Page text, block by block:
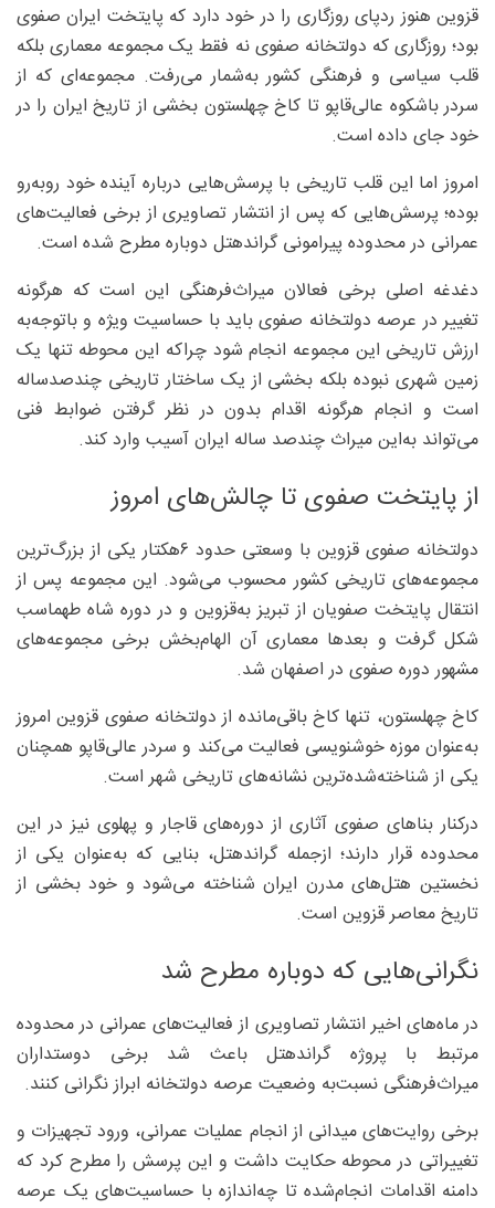
قزوین هنوز ردپای روزگاری را در خود دارد که پایتخت ایران صفوی
بود؛ روزگاری که دولتخانه صفوی نه فقط یک مجموعه معماری بلکه
قلب سیاسی و فرهنگی کشور به‌شمار می‌رفت. مجموعه‌ای که از
سردر باشکوه عالی‌قاپو تا کاخ چهلستون بخشی از تاریخ ایران را در
خود جای داده است.
امروز اما این قلب تاریخی با پرسش‌هایی درباره آینده خود روبه‌رو
بوده؛ پرسش‌هایی که پس از انتشار تصاویری از برخی فعالیت‌های
عمرانی در محدوده پیرامونی گراندهتل دوباره مطرح شده است.
دغدغه اصلی برخی فعالان میراث‌فرهنگی این است که هرگونه
تغییر در عرصه دولتخانه صفوی باید با حساسیت ویژه و باتوجه‌به
ارزش تاریخی این مجموعه انجام شود چراکه این محوطه تنها یک
زمین شهری نبوده بلکه بخشی از یک ساختار تاریخی چندصدساله
است و انجام هرگونه اقدام بدون در نظر گرفتن ضوابط فنی
می‌تواند به‌این میراث چندصد ساله ایران آسیب وارد کند.
از پایتخت صفوی تا چالش‌های امروز
دولتخانه صفوی قزوین با وسعتی حدود ۶هکتار یکی از بزرگ‌ترین
مجموعه‌های تاریخی کشور محسوب می‌شود. این مجموعه پس از
انتقال پایتخت صفویان از تبریز به‌قزوین و در دوره شاه طهماسب
شکل گرفت و بعدها معماری آن الهام‌بخش برخی مجموعه‌های
مشهور دوره صفوی در اصفهان شد.
کاخ چهلستون، تنها کاخ باقی‌مانده از دولتخانه صفوی قزوین امروز
به‌عنوان موزه خوشنویسی فعالیت می‌کند و سردر عالی‌قاپو همچنان
یکی از شناخته‌شده‌ترین نشانه‌های تاریخی شهر است.
درکنار بناهای صفوی آثاری از دوره‌های قاجار و پهلوی نیز در این
محدوده قرار دارند؛ ازجمله گراندهتل، بنایی که به‌عنوان یکی از
نخستین هتل‌های مدرن ایران شناخته می‌شود و خود بخشی از
تاریخ معاصر قزوین است.
نگرانی‌هایی که دوباره مطرح شد
در ماه‌های اخیر انتشار تصاویری از فعالیت‌های عمرانی در محدوده
مرتبط با پروژه گراندهتل باعث شد برخی دوستداران
میراث‌فرهنگی نسبت‌به وضعیت عرصه دولتخانه ابراز نگرانی کنند.
برخی روایت‌های میدانی از انجام عملیات عمرانی، ورود تجهیزات و
تغییراتی در محوطه حکایت داشت و این پرسش را مطرح کرد که
دامنه اقدامات انجام‌شده تا چه‌اندازه با حساسیت‌های یک عرصه